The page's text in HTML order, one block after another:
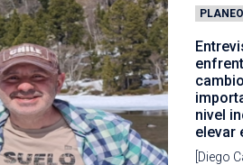
nivel
elevar
[Diego